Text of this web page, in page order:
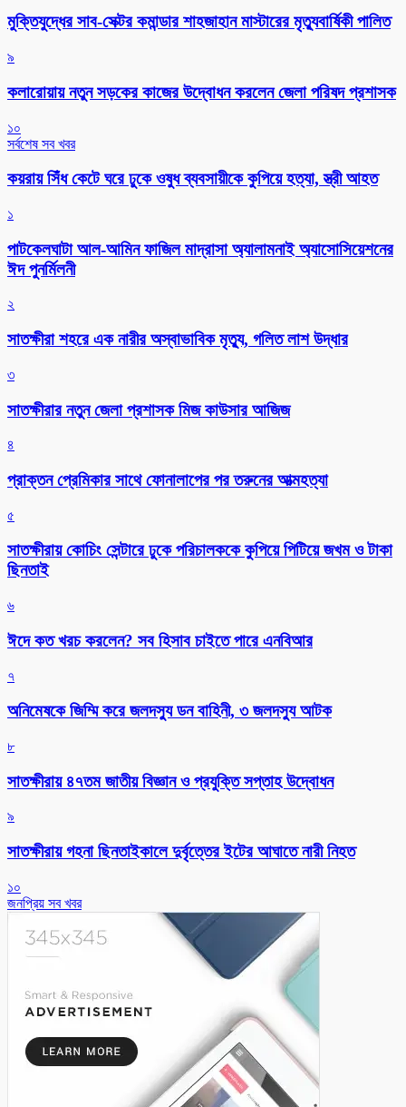
মুক্তিযুদ্ধের সাব-সেক্টর কমান্ডার শাহজাহান মাস্টারের মৃত্যুবার্ষিকী পালিত
৯
কলারোয়ায় নতুন সড়কের কাজের উদ্বোধন করলেন জেলা পরিষদ প্রশাসক
১০
সর্বশেষ সব খবর
কয়রায় সিঁধ কেটে ঘরে ঢুকে ওষুধ ব্যবসায়ীকে কুপিয়ে হত্যা, স্ত্রী আহত
১
পাটকেলঘাটা আল-আমিন ফাজিল মাদ্রাসা অ্যালামনাই অ্যাসোসিয়েশনের
ঈদ পুনর্মিলনী
২
সাতক্ষীরা শহরে এক নারীর অস্বাভাবিক মৃত্যু, গলিত লাশ উদ্ধার
৩
সাতক্ষীরার নতুন জেলা প্রশাসক মিজ কাউসার আজিজ
৪
প্রাক্তন প্রেমিকার সাথে ফোনালাপের পর তরুনের আত্মহত্যা
৫
সাতক্ষীরায় কোচিং সেন্টারে ঢুকে পরিচালককে কুপিয়ে পিটিয়ে জখম ও টাকা
ছিনতাই
৬
ঈদে কত খরচ করলেন? সব হিসাব চাইতে পারে এনবিআর
৭
অনিমেষকে জিম্মি করে জলদস্যু ডন বাহিনী, ৩ জলদস্যু আটক
৮
সাতক্ষীরায় ৪৭তম জাতীয় বিজ্ঞান ও প্রযুক্তি সপ্তাহ উদ্বোধন
৯
সাতক্ষীরায় গহনা ছিনতাইকালে দুর্বৃত্তের ইটের আঘাতে নারী নিহত
১০
জনপ্রিয় সব খবর